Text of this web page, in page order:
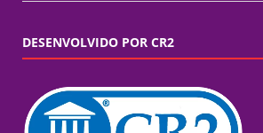
DESENVOLVIDO POR CR2